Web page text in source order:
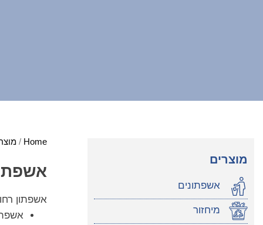
מוצרים
אשפתונים
מיחזור
Home
/
אשפתון